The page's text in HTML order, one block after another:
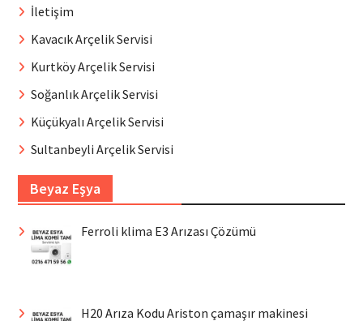
İletişim
Kavacık Arçelik Servisi
Kurtköy Arçelik Servisi
Soğanlık Arçelik Servisi
Küçükyalı Arçelik Servisi
Sultanbeyli Arçelik Servisi
Beyaz Eşya
Ferroli klima E3 Arızası Çözümü
H20 Arıza Kodu Ariston çamaşır makinesi